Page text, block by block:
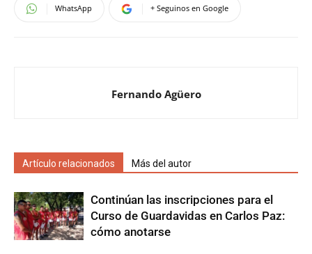
WhatsApp + Seguinos en Google
Fernando Agüero
Artículo relacionados Más del autor
Continúan las inscripciones para el
Curso de Guardavidas en Carlos Paz:
cómo anotarse